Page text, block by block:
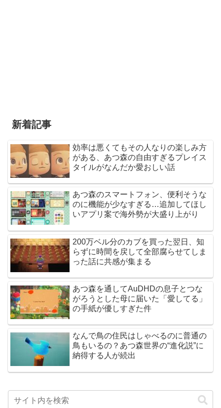
新着記事
効率は悪くてもその人なりの楽しみ方
がある、あつ森の自由すぎるプレイス
タイルがなんだか愛おしい話
あつ森のスマートフォン、便利そうな
のに機能が少なすぎる…追加してほし
いアプリ案で海外勢が大盛り上がり
200万ベル分のカブを買った翌日、知
らずに時間を戻して全部腐らせてしま
った話に共感が集まる
あつ森を通してAuDHDの息子とつな
がろうとした母に届いた「愛してる」
の手紙が優しすぎた件
なんで鳥の住民はしゃべるのに普通の
鳥もいるの？あつ森世界の“進化説”に
納得する人が続出